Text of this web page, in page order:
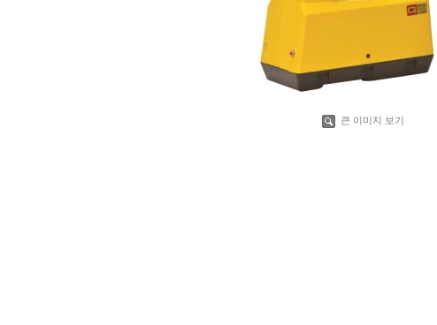
큰 이미지 보기